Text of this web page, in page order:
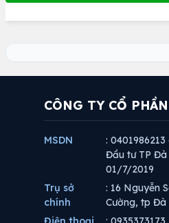
CÔNG TY CỔ
MSDN
:
Đầu tư TP
01/7/2019
Trụ sở
chính
: 16 Nguyễn
Cường, tp